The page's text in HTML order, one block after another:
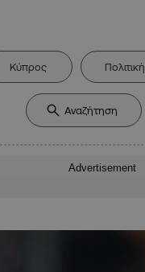
Κύπρος Πολιτική
Advertisement